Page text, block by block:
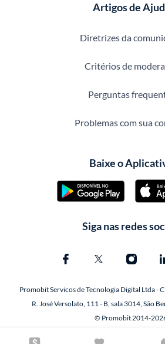
Artigos de
Diretrizes da
Critérios de
Perguntas
Problemas com sua
Baixe o
Siga nas redes
Promobit Servicos de Tecnologia Digital Ltda -
R. José Versolato, 111 - B, sala 3014, São
© Promobit 2014-